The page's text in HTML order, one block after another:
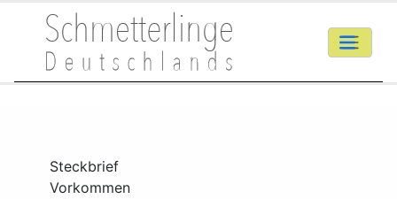
Steckbrief
Vorkommen